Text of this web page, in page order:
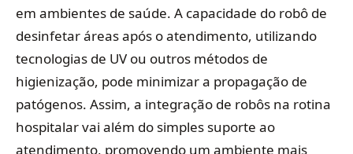
em ambientes de saúde. A capacidade do robô de
desinfetar áreas após o atendimento, utilizando
tecnologias de UV ou outros métodos de
higienização, pode minimizar a propagação de
patógenos. Assim, a integração de robôs na rotina
hospitalar vai além do simples suporte ao
atendimento, promovendo um ambiente mais